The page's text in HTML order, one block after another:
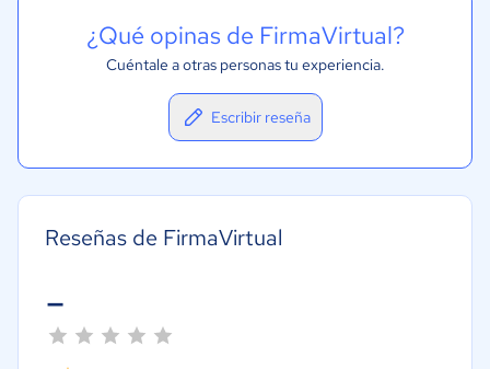
¿Qué opinas de FirmaVirtual?
Cuéntale a otras personas tu experiencia.
Escribir reseña
Reseñas de FirmaVirtual
-